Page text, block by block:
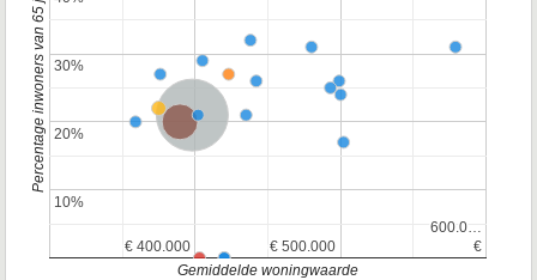
Nederland
Provincie Zuid-Holland
€ 400.000
€ 400.000 € 500.000
€ 500.000 €
€
600.0…
600.0…
10%
10%
20%
20%
30%
30%
Gemiddelde woningwaarde